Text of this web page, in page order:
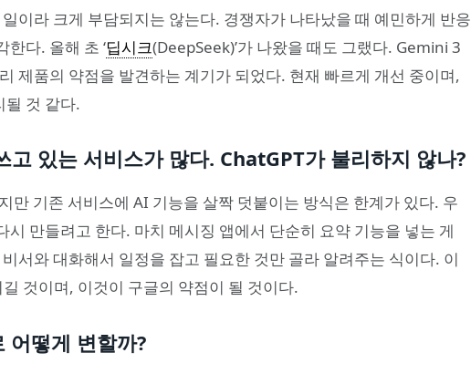
일이라 크게 부담되지는 않는다. 경쟁자가 나타났을 때 예민하게 반응
다. 올해 초 ‘딥시크(DeepSeek)’가 나왔을 때도 그랬다. Gemini 3
제품의 약점을 발견하는 계기가 되었다. 현재 빠르게 개선 중이며,
될 것 같다.
고 있는 서비스가 많다. ChatGPT가 불리하지 않나?
만 기존 서비스에 AI 기능을 살짝 덧붙이는 방식은 한계가 있다. 우
만들려고 한다. 마치 메시징 앱에서 단순히 요약 기능을 넣는 게
서와 대화해서 일정을 잡고 필요한 것만 골라 알려주는 식이다. 이
길 것이며, 이것이 구글의 약점이 될 것이다.
어떻게 변할까?